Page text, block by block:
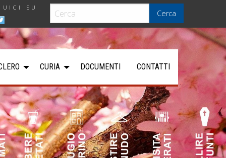
Cerca
SU
CURIA DOCUMENTI CONTATTI